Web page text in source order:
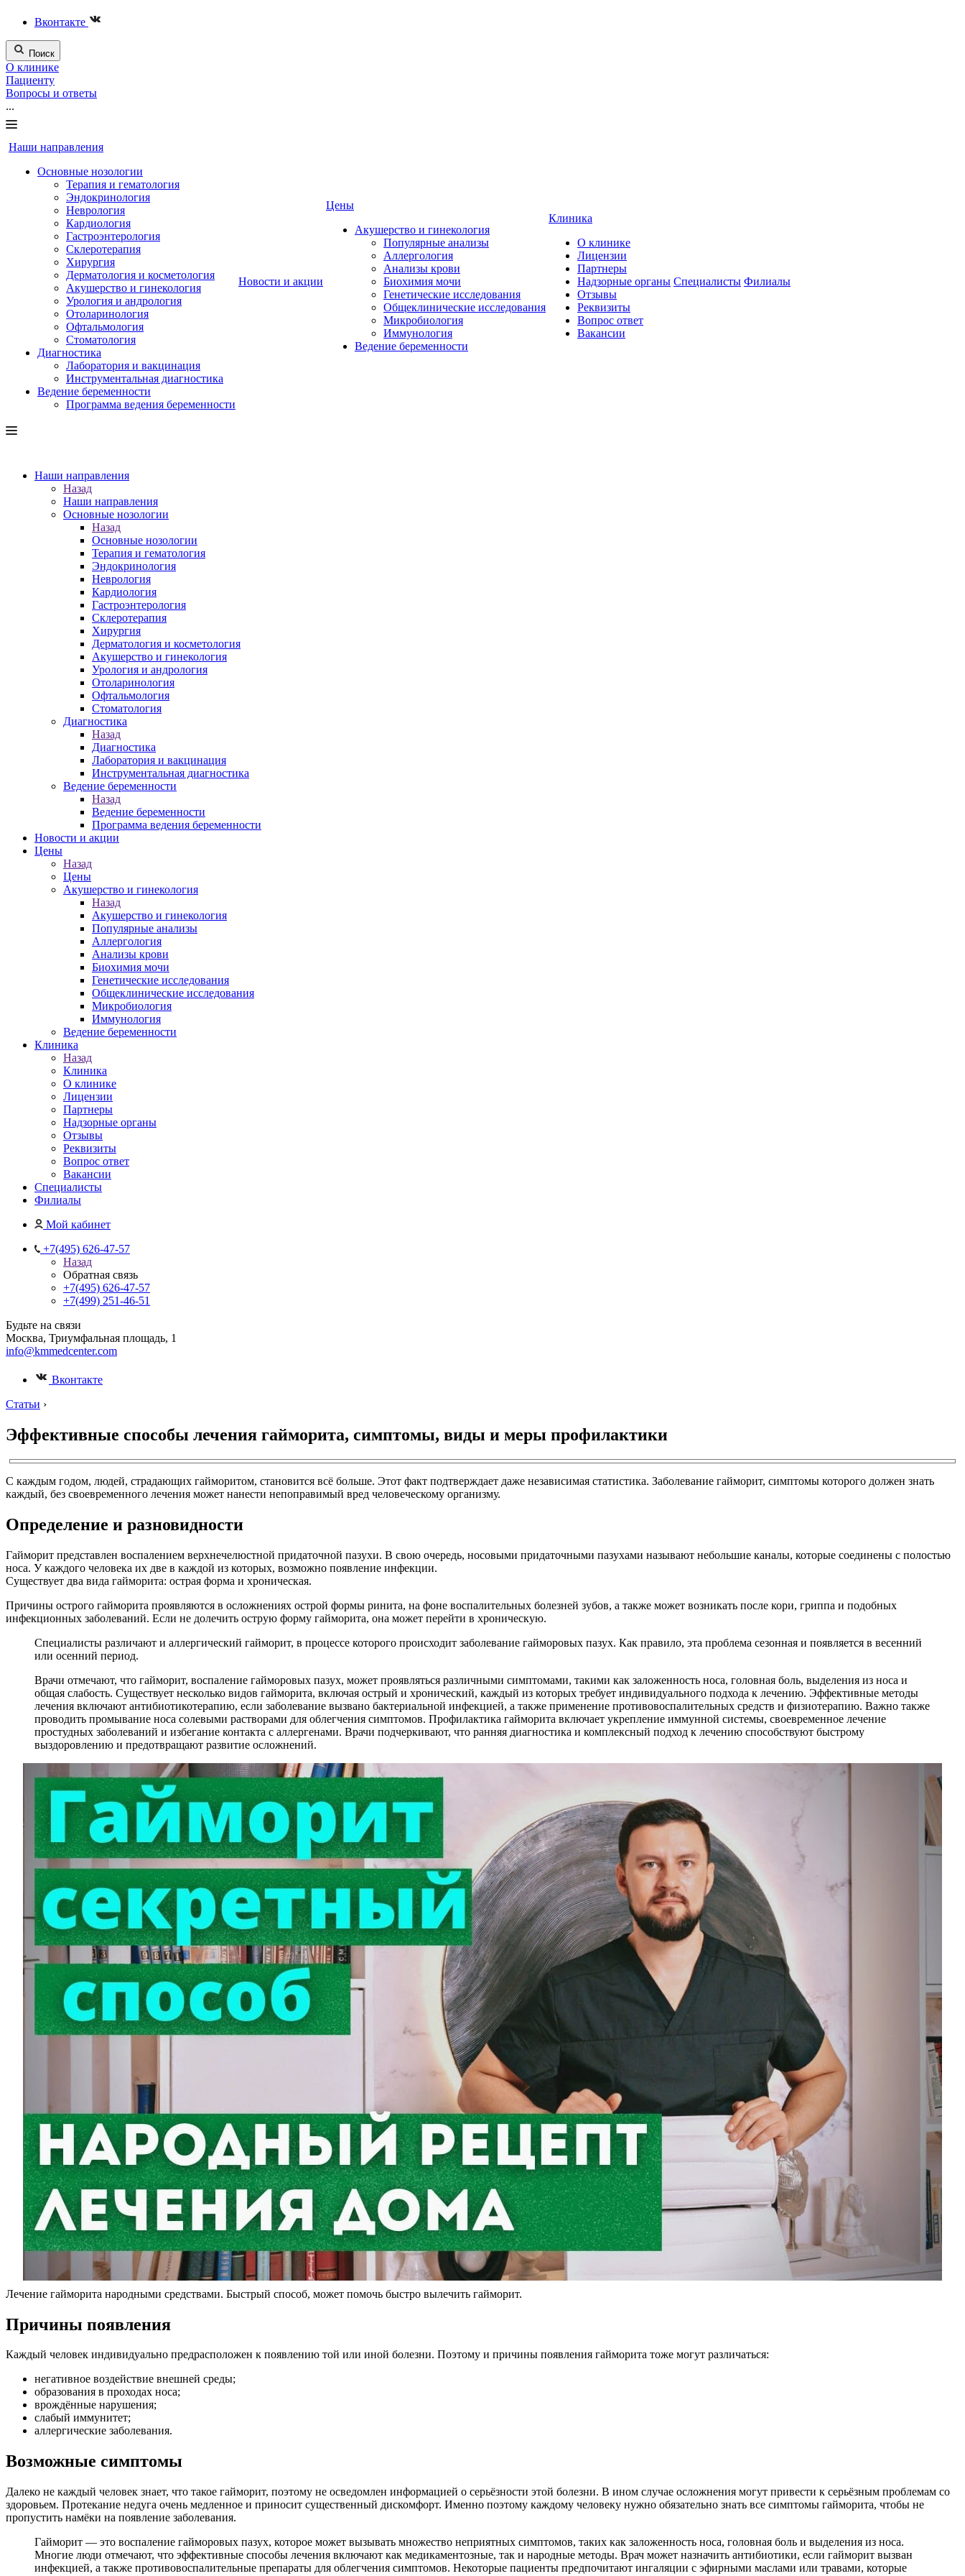
Вконтакте
Поиск
О клинике
Пациенту
Вопросы и ответы
...
Наши направления
Основные нозологии
Терапия и гематология
Эндокринология
Неврология
Кардиология
Гастроэнтерология
Склеротерапия
Хирургия
Дерматология и косметология
Акушерство и гинекология
Урология и андрология
Отоларинология
Офтальмология
Стоматология
Диагностика
Лаборатория и вакцинация
Инструментальная диагностика
Ведение беременности
Программа ведения беременности
Новости и акции
Цены
Акушерство и гинекология
Популярные анализы
Аллергология
Анализы крови
Биохимия мочи
Генетические исследования
Общеклинические исследования
Микробиология
Иммунология
Ведение беременности
Клиника
О клинике
Лицензии
Партнеры
Надзорные органы
Отзывы
Реквизиты
Вопрос ответ
Вакансии
Специалисты Филиалы
Наши направления
Назад
Наши направления
Основные нозологии
Назад
Основные нозологии
Терапия и гематология
Эндокринология
Неврология
Кардиология
Гастроэнтерология
Склеротерапия
Хирургия
Дерматология и косметология
Акушерство и гинекология
Урология и андрология
Отоларинология
Офтальмология
Стоматология
Диагностика
Назад
Диагностика
Лаборатория и вакцинация
Инструментальная диагностика
Ведение беременности
Назад
Ведение беременности
Программа ведения беременности
Новости и акции
Цены
Назад
Цены
Акушерство и гинекология
Назад
Акушерство и гинекология
Популярные анализы
Аллергология
Анализы крови
Биохимия мочи
Генетические исследования
Общеклинические исследования
Микробиология
Иммунология
Ведение беременности
Клиника
Назад
Клиника
О клинике
Лицензии
Партнеры
Надзорные органы
Отзывы
Реквизиты
Вопрос ответ
Вакансии
Специалисты
Филиалы
Мой кабинет
+7(495) 626-47-57
Назад
Обратная связь
+7(495) 626-47-57
+7(499) 251-46-51
Будьте на связи
Москва, Триумфальная площадь, 1
info@kmmedcenter.com
Вконтакте
Статьи ›
Эффективные способы лечения гайморита, симптомы, виды и меры профилактики
С каждым годом, людей, страдающих гайморитом, становится всё больше. Этот факт подтверждает даже независимая статистика. Заболевание гайморит, симптомы которого должен знать
каждый, без своевременного лечения может нанести непоправимый вред человеческому организму.
Определение и разновидности
Гайморит представлен воспалением верхнечелюстной придаточной пазухи. В свою очередь, носовыми придаточными пазухами называют небольшие каналы, которые соединены с полостью
носа. У каждого человека их две в каждой из которых, возможно появление инфекции.
Существует два вида гайморита: острая форма и хроническая.
Причины острого гайморита проявляются в осложнениях острой формы ринита, на фоне воспалительных болезней зубов, а также может возникать после кори, гриппа и подобных
инфекционных заболеваний. Если не долечить острую форму гайморита, она может перейти в хроническую.
Специалисты различают и аллергический гайморит, в процессе которого происходит заболевание гайморовых пазух. Как правило, эта проблема сезонная и появляется в весенний
или осенний период.
Врачи отмечают, что гайморит, воспаление гайморовых пазух, может проявляться различными симптомами, такими как заложенность носа, головная боль, выделения из носа и
общая слабость. Существует несколько видов гайморита, включая острый и хронический, каждый из которых требует индивидуального подхода к лечению. Эффективные методы
лечения включают антибиотикотерапию, если заболевание вызвано бактериальной инфекцией, а также применение противовоспалительных средств и физиотерапию. Важно также
проводить промывание носа солевыми растворами для облегчения симптомов. Профилактика гайморита включает укрепление иммунной системы, своевременное лечение
простудных заболеваний и избегание контакта с аллергенами. Врачи подчеркивают, что ранняя диагностика и комплексный подход к лечению способствуют быстрому
выздоровлению и предотвращают развитие осложнений.
Лечение гайморита народными средствами. Быстрый способ, может помочь быстро вылечить гайморит.
Причины появления
Каждый человек индивидуально предрасположен к появлению той или иной болезни. Поэтому и причины появления гайморита тоже могут различаться:
негативное воздействие внешней среды;
образования в проходах носа;
врождённые нарушения;
слабый иммунитет;
аллергические заболевания.
Возможные симптомы
Далеко не каждый человек знает, что такое гайморит, поэтому не осведомлен информацией о серьёзности этой болезни. В ином случае осложнения могут привести к серьёзным проблемам со
здоровьем. Протекание недуга очень медленное и приносит существенный дискомфорт. Именно поэтому каждому человеку нужно обязательно знать все симптомы гайморита, чтобы не
пропустить намёки на появление заболевания.
Гайморит — это воспаление гайморовых пазух, которое может вызывать множество неприятных симптомов, таких как заложенность носа, головная боль и выделения из носа.
Многие люди отмечают, что эффективные способы лечения включают как медикаментозные, так и народные методы. Врач может назначить антибиотики, если гайморит вызван
инфекцией, а также противовоспалительные препараты для облегчения симптомов. Некоторые пациенты предпочитают ингаляции с эфирными маслами или травами, которые